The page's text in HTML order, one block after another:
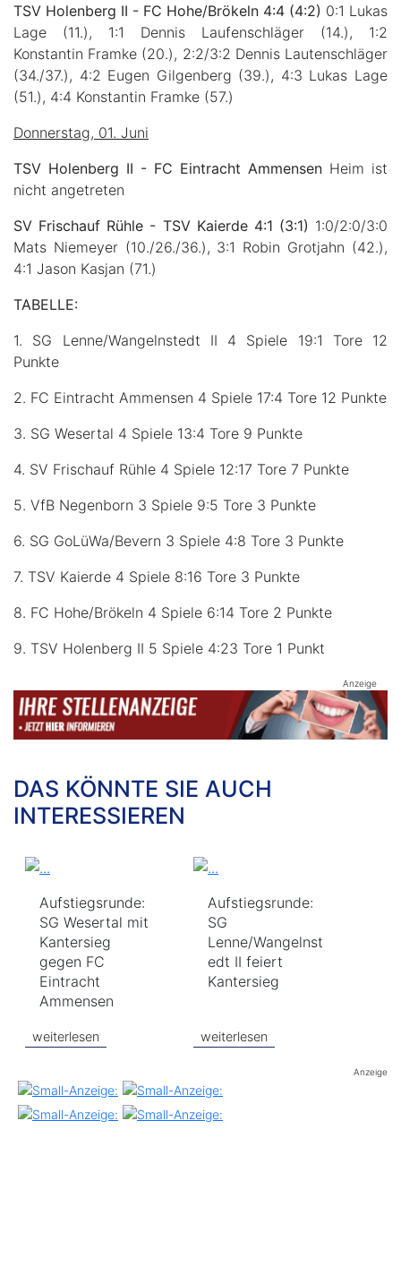
TSV Holenberg II - FC Hohe/Brökeln 4:4 (4:2) 0:1 Lukas
Lage (11.), 1:1 Dennis Laufenschläger (14.), 1:2
Konstantin Framke (20.), 2:2/3:2 Dennis Lautenschläger
(34./37.), 4:2 Eugen Gilgenberg (39.), 4:3 Lukas Lage
(51.), 4:4 Konstantin Framke (57.)
Donnerstag, 01. Juni
TSV Holenberg II - FC Eintracht Ammensen Heim ist
nicht angetreten
SV Frischauf Rühle - TSV Kaierde 4:1 (3:1) 1:0/2:0/3:0
Mats Niemeyer (10./26./36.), 3:1 Robin Grotjahn (42.),
4:1 Jason Kasjan (71.)
TABELLE:
1. SG Lenne/Wangelnstedt II 4 Spiele 19:1 Tore 12
Punkte
2. FC Eintracht Ammensen 4 Spiele 17:4 Tore 12 Punkte
3. SG Wesertal 4 Spiele 13:4 Tore 9 Punkte
4. SV Frischauf Rühle 4 Spiele 12:17 Tore 7 Punkte
5. VfB Negenborn 3 Spiele 9:5 Tore 3 Punkte
6. SG GoLüWa/Bevern 3 Spiele 4:8 Tore 3 Punkte
7. TSV Kaierde 4 Spiele 8:16 Tore 3 Punkte
8. FC Hohe/Brökeln 4 Spiele 6:14 Tore 2 Punkte
9. TSV Holenberg II 5 Spiele 4:23 Tore 1 Punkt
Anzeige
DAS KÖNNTE SIE AUCH
INTERESSIEREN
Aufstiegsrunde:
SG Wesertal mit
Kantersieg
gegen FC
Eintracht
Ammensen
weiterlesen
Aufstiegsrunde:
SG
Lenne/Wangelnst
edt II feiert
Kantersieg
weiterlesen
Anzeige